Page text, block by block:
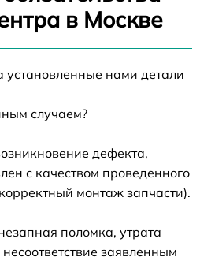
в Москве
установленные нами детали
случаем?
дефекта,
с качеством проведенного
монтаж запчасти).
поломка, утрата
заявленным